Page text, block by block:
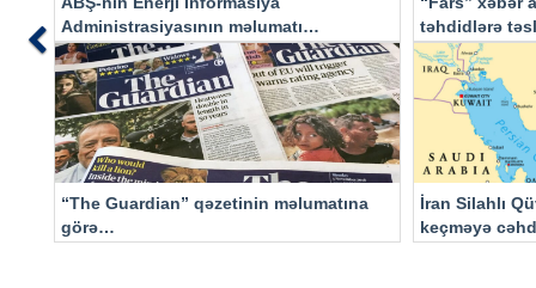
Administrasiyasının məlumatı
əsasında…
təhdidlərə
“The Guardian” qəzetinin məlumatına
görə…
İran Silahlı
keçməyə
Previous